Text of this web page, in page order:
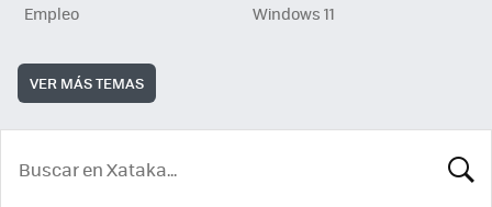
Empleo
Windows 11
VER MÁS TEMAS